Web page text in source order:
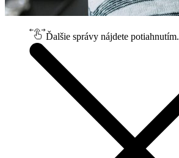
Ďalšie správy nájdete potiahnutím.